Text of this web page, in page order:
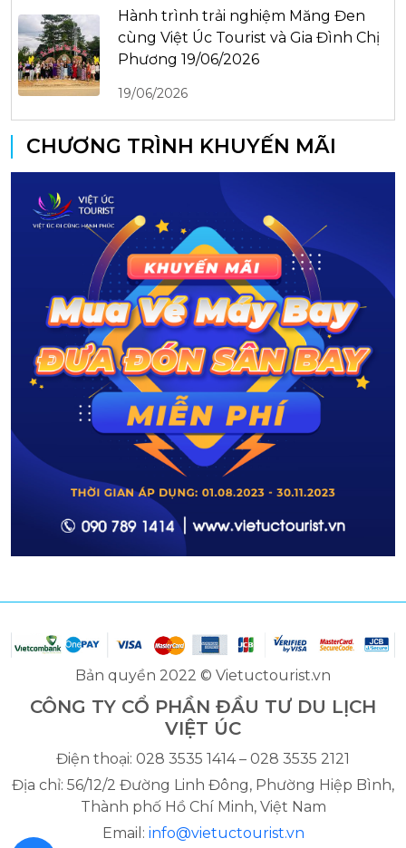
Hành trình trải nghiệm Măng Đen
cùng Việt Úc Tourist và Gia Đình Chị
Phương 19/06/2026
19/06/2026
CHƯƠNG TRÌNH KHUYẾN MÃI
Bản quyền 2022 © Vietuctourist.vn
CÔNG TY CỔ PHẦN ĐẦU TƯ DU LỊCH
VIỆT ÚC
Điện thoại: 028 3535 1414 – 028 3535 2121
Địa chỉ: 56/12/2 Đường Linh Đông, Phường Hiệp Bình,
Thành phố Hồ Chí Minh, Việt Nam
Email: info@vietuctourist.vn